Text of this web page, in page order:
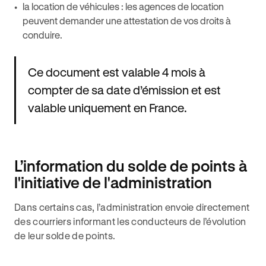
la location de véhicules : les agences de location
peuvent demander une attestation de vos droits à
conduire.
Ce document est valable 4 mois à
compter de sa date d’émission et est
valable uniquement en France.
L’information du solde de points à
l'initiative de l'administration
Dans certains cas, l’administration envoie directement
des courriers informant les conducteurs de l’évolution
de leur solde de points.